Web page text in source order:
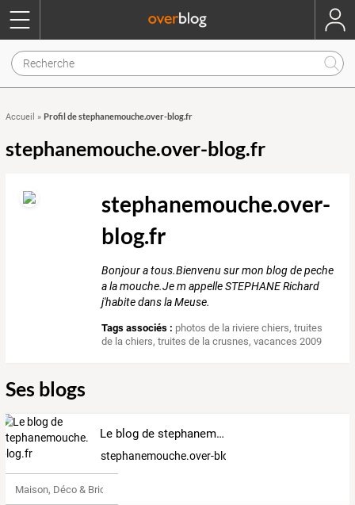
Accueil » Profil de stephanemouche.over-blog.fr
stephanemouche.over-blog.fr
stephanemouche.over-
blog.fr
Bonjour a tous.Bienvenu sur mon blog de peche
a la mouche.Je m appelle STEPHANE Richard
j'habite dans la Meuse.
Tags associés : photos de la riviere chiers,truites
de la chiers,truites de la crusnes,vacances 2009
Ses blogs
Le blog de stephanemouche.over-blog.fr
stephanemouche.over-blog.fr
Maison, Déco & Bricolage